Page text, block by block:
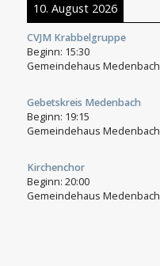
10. August 2026
CVJM Krabbelgruppe
Beginn: 15:30
Gemeindehaus Medenbach
Gebetskreis Medenbach
Beginn: 19:15
Gemeindehaus Medenbach
Kirchenchor
Beginn: 20:00
Gemeindehaus Medenbach